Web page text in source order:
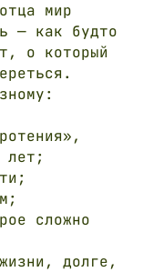
мир
— как будто
о который
лет;
сложно
долге,